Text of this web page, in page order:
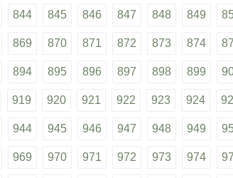
844 845 846 847 848 849
869 870 871 872 873 874
894 895 896 897 898 899
919 920 921 922 923 924
944 945 946 947 948 949
969 970 971 972 973 974